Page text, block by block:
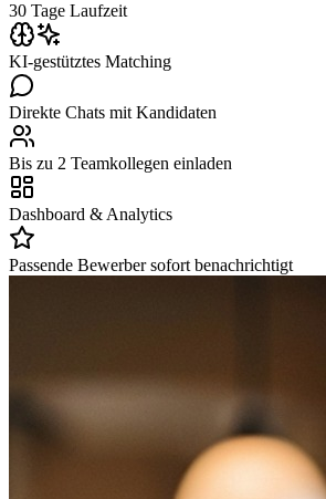
30 Tage Laufzeit
KI-gestütztes Matching
Direkte Chats mit Kandidaten
Bis zu 2 Teamkollegen einladen
Dashboard & Analytics
Passende Bewerber sofort benachrichtigt